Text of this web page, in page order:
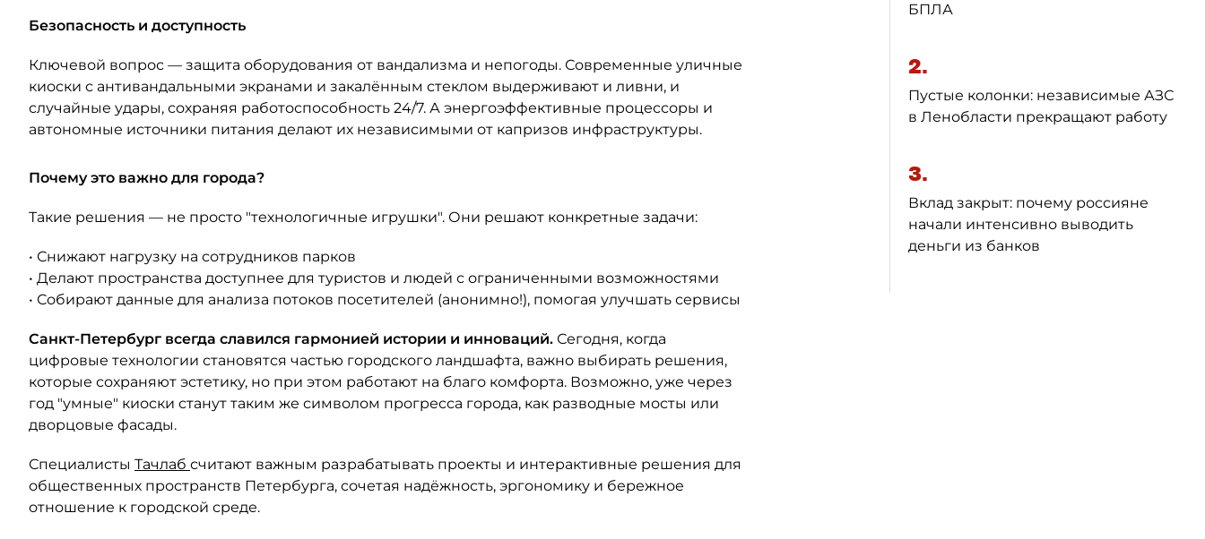
Безопасность и доступность
Ключевой вопрос — защита оборудования от вандализма и непогоды. Современные уличные
киоски с антивандальными экранами и закалённым стеклом выдерживают и ливни, и
случайные удары, сохраняя работоспособность 24/7. А энергоэффективные процессоры и
автономные источники питания делают их независимыми от капризов инфраструктуры.
Почему это важно для города?
Такие решения — не просто "технологичные игрушки". Они решают конкретные задачи:
• Снижают нагрузку на сотрудников парков
• Делают пространства доступнее для туристов и людей с ограниченными возможностями
• Собирают данные для анализа потоков посетителей (анонимно!), помогая улучшать сервисы
Санкт-Петербург всегда славился гармонией истории и инноваций. Сегодня, когда
цифровые технологии становятся частью городского ландшафта, важно выбирать решения,
которые сохраняют эстетику, но при этом работают на благо комфорта. Возможно, уже через
год "умные" киоски станут таким же символом прогресса города, как разводные мосты или
дворцовые фасады.
Специалисты Тачлаб считают важным разрабатывать проекты и интерактивные решения для
общественных пространств Петербурга, сочетая надёжность, эргономику и бережное
отношение к городской среде.
БПЛА
2.
Пустые колонки: независимые АЗС
в Ленобласти прекращают работу
3.
Вклад закрыт: почему россияне
начали интенсивно выводить
деньги из банков